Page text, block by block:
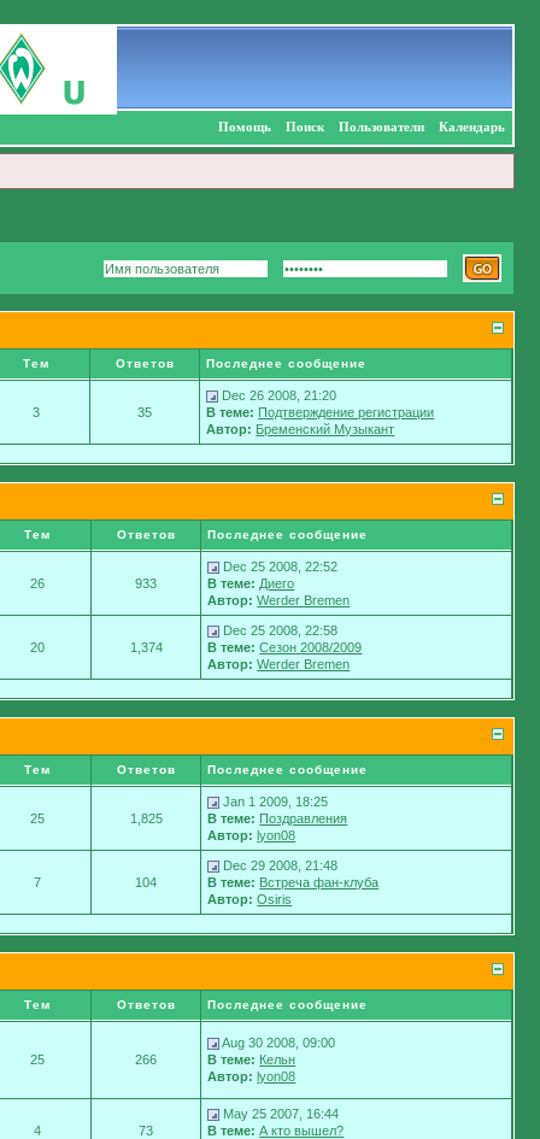
Помощь Поиск Пользователи Календарь
Тем Ответов Последнее сообщение
3 35
Dec 26 2008, 21:20
В теме: Подтверждение регистрации
Автор: Бременский Музыкант
Тем Ответов Последнее сообщение
26 933
Dec 25 2008, 22:52
В теме: Диего
Автор: Werder Bremen
20 1,374
Dec 25 2008, 22:58
В теме: Сезон 2008/2009
Автор: Werder Bremen
Тем Ответов Последнее сообщение
25 1,825
Jan 1 2009, 18:25
В теме: Поздравления
Автор: lyon08
7 104
Dec 29 2008, 21:48
В теме: Встреча фан-клуба
Автор: Osiris
Тем Ответов Последнее сообщение
25 266
Aug 30 2008, 09:00
В теме: Кельн
Автор: lyon08
4 73
May 25 2007, 16:44
В теме: А кто вышел?